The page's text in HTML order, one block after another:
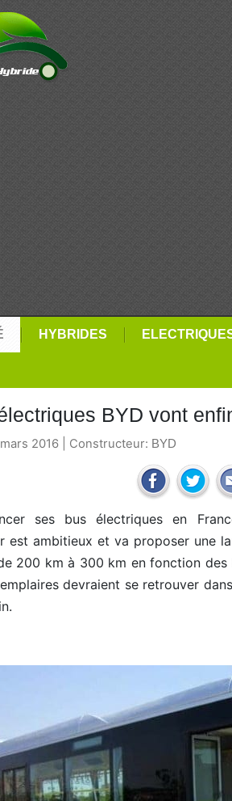
HYBRIDES
BYD vont
2016 | Constructeur: BYD
ses bus électriques en
est ambitieux et va proposer une
200 km à 300 km en fonction des
devraient se retrouver